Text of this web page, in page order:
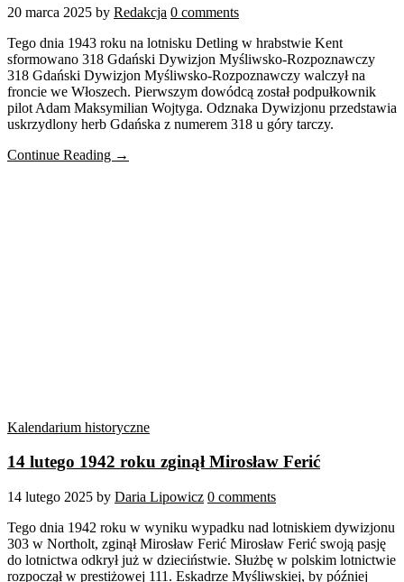
20 marca 2025 by Redakcja 0 comments
Tego dnia 1943 roku na lotnisku Detling w hrabstwie Kent
sformowano 318 Gdański Dywizjon Myśliwsko-Rozpoznawczy
318 Gdański Dywizjon Myśliwsko-Rozpoznawczy walczył na
froncie we Włoszech. Pierwszym dowódcą został podpułkownik
pilot Adam Maksymilian Wojtyga. Odznaka Dywizjonu przedstawia
uskrzydlony herb Gdańska z numerem 318 u góry tarczy.
Continue Reading →
Kalendarium historyczne
14 lutego 1942 roku zginął Mirosław Ferić
14 lutego 2025 by Daria Lipowicz 0 comments
Tego dnia 1942 roku w wyniku wypadku nad lotniskiem dywizjonu
303 w Northolt, zginął Mirosław Ferić Mirosław Ferić swoją pasję
do lotnictwa odkrył już w dzieciństwie. Służbę w polskim lotnictwie
rozpoczął w prestiżowej 111. Eskadrze Myśliwskiej, by później